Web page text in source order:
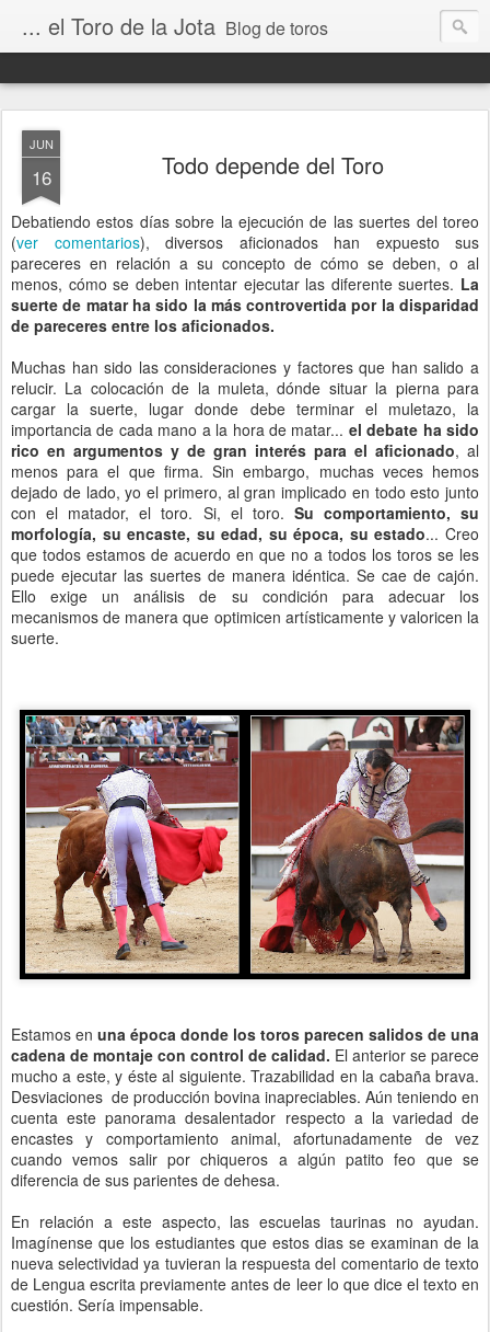
... el Toro de la Jota Blog de toros
JUN
16 Todo depende del Toro
Debatiendo estos días sobre la ejecución de las suertes del toreo
(ver comentarios), diversos aficionados han expuesto sus
pareceres en relación a su concepto de cómo se deben, o al
menos, cómo se deben intentar ejecutar las diferente suertes. La
suerte de matar ha sido la más controvertida por la disparidad
de pareceres entre los aficionados.
Muchas han sido las consideraciones y factores que han salido a
relucir. La colocación de la muleta, dónde situar la pierna para
cargar la suerte, lugar donde debe terminar el muletazo, la
importancia de cada mano a la hora de matar... el debate ha sido
rico en argumentos y de gran interés para el aficionado, al
menos para el que firma. Sin embargo, muchas veces hemos
dejado de lado, yo el primero, al gran implicado en todo esto junto
con el matador, el toro. Si, el toro. Su comportamiento, su
morfología, su encaste, su edad, su época, su estado... Creo
que todos estamos de acuerdo en que no a todos los toros se les
puede ejecutar las suertes de manera idéntica. Se cae de cajón.
Ello exige un análisis de su condición para adecuar los
mecanismos de manera que optimicen artísticamente y valoricen la
suerte.
Estamos en una época donde los toros parecen salidos de una
cadena de montaje con control de calidad. El anterior se parece
mucho a este, y éste al siguiente. Trazabilidad en la cabaña brava.
Desviaciones de producción bovina inapreciables. Aún teniendo en
cuenta este panorama desalentador respecto a la variedad de
encastes y comportamiento animal, afortunadamente de vez
cuando vemos salir por chiqueros a algún patito feo que se
diferencia de sus parientes de dehesa.
En relación a este aspecto, las escuelas taurinas no ayudan.
Imagínense que los estudiantes que estos dias se examinan de la
nueva selectividad ya tuvieran la respuesta del comentario de texto
de Lengua escrita previamente antes de leer lo que dice el texto en
cuestión. Sería impensable.